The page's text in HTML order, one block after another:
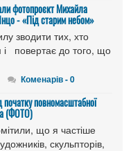
фотопроєкт Михайла
- «Під старим небом»
зводити тих, хто
і повертає до того, що
Коменарів - 0
повномасштабної
(ФОТО)
що я частіше
скульпторів,